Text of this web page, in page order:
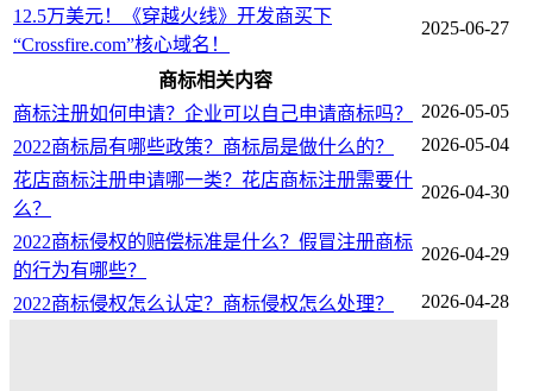
12.5万美元！《穿越火线》开发商买下
“Crossfire.com”核心域名！
2025-06-27
商标相关内容
商标注册如何申请？企业可以自己申请商标吗？
2026-05-05
2022商标局有哪些政策？商标局是做什么的？
2026-05-04
花店商标注册申请哪一类？花店商标注册需要什
么？
2026-04-30
2022商标侵权的赔偿标准是什么？假冒注册商标
的行为有哪些？
2026-04-29
2022商标侵权怎么认定？商标侵权怎么处理？ 2026-04-28